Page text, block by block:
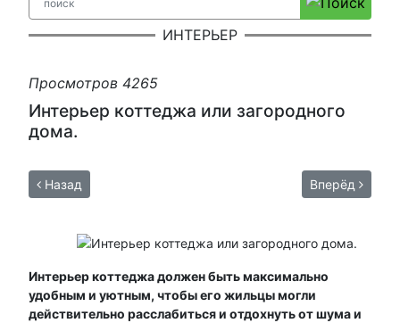
ИНТЕРЬЕР
Просмотров 4265
Интерьер коттеджа или загородного
дома.
Назад Вперёд
Интерьер коттеджа должен быть максимально
удобным и уютным, чтобы его жильцы могли
действительно расслабиться и отдохнуть от шума и